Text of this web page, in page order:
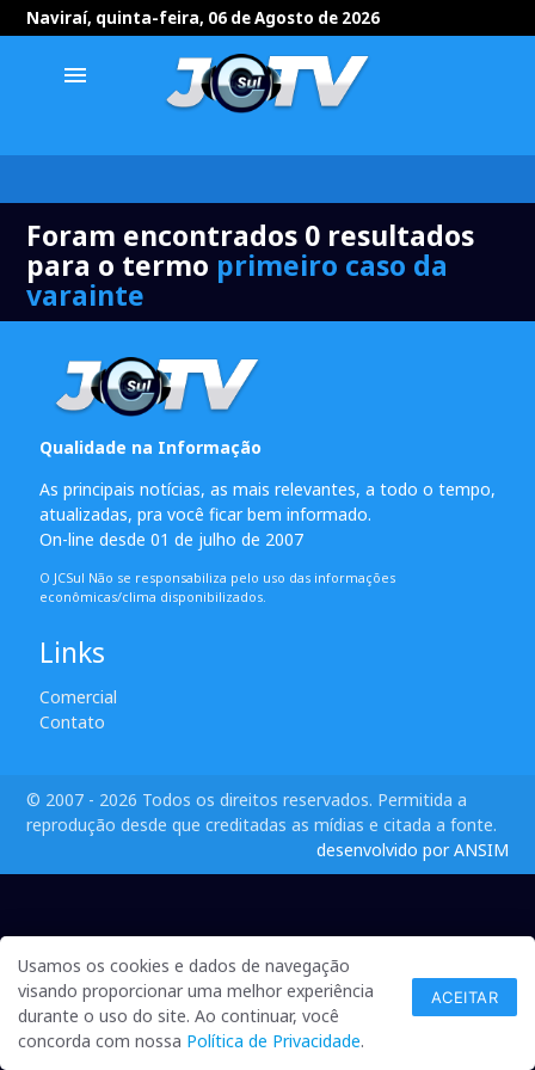
Naviraí, quinta-feira, 06 de Agosto de 2026
menu
Foram encontrados 0 resultados
para o termo primeiro caso da
varainte
Qualidade na Informação
As principais notícias, as mais relevantes, a todo o tempo,
atualizadas, pra você ficar bem informado.
On-line desde 01 de julho de 2007
O JCSul Não se responsabiliza pelo uso das informações
econômicas/clima disponibilizados.
Links
Comercial
Contato
© 2007 - 2026 Todos os direitos reservados. Permitida a
reprodução desde que creditadas as mídias e citada a fonte.
desenvolvido por ANSIM
Usamos os cookies e dados de navegação
visando proporcionar uma melhor experiência
durante o uso do site. Ao continuar, você
concorda com nossa Política de Privacidade.
ACEITAR